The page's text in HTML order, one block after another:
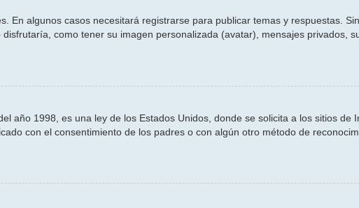
En algunos casos necesitará registrarse para publicar temas y respuestas.
como tener su imagen personalizada (avatar), mensajes privados,
año 1998, es una ley de los Estados Unidos, donde se solicita a los sitios de
con el consentimiento de los padres o con algún otro método de